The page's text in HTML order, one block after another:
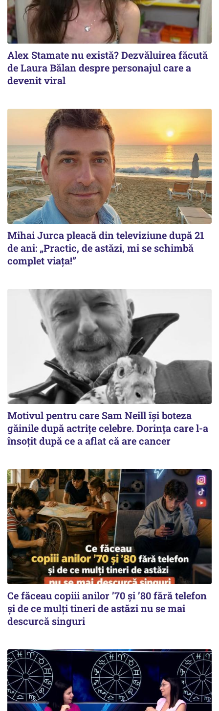
Alex Stamate nu există? Dezvăluirea făcută
de Laura Bălan despre personajul care a
devenit viral
Mihai Jurca pleacă din televiziune după 21
de ani: „Practic, de astăzi, mi se schimbă
complet viața!”
Motivul pentru care Sam Neill își boteza
găinile după actrițe celebre. Dorința care l-a
însoțit după ce a aflat că are cancer
Ce făceau copiii anilor ’70 și ’80 fără telefon
și de ce mulți tineri de astăzi nu se mai
descurcă singuri